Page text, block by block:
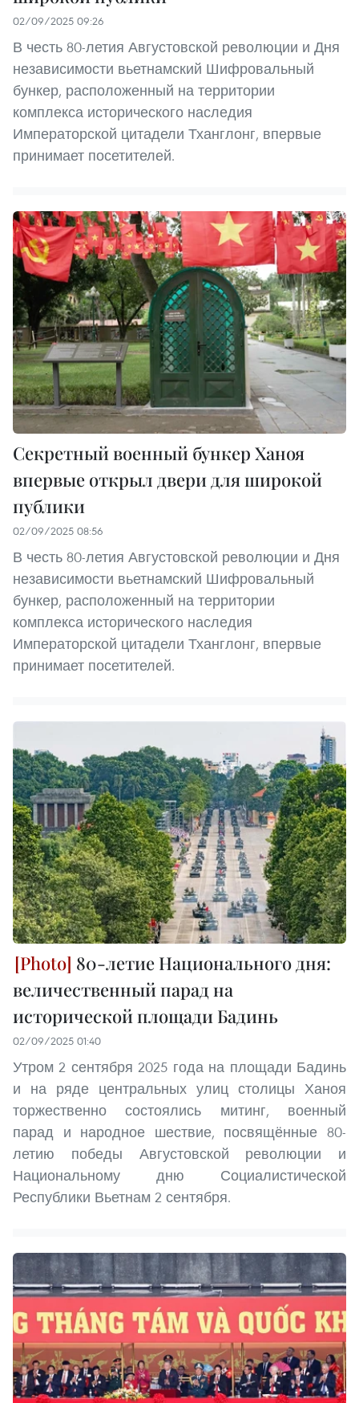
02/09/2025 09:26
В честь 80-летия Августовской революции и Дня
независимости вьетнамский Шифровальный
бункер, расположенный на территории
комплекса исторического наследия
Императорской цитадели Тханглонг, впервые
принимает посетителей.
Секретный военный бункер Ханоя
впервые открыл двери для широкой
публики
02/09/2025 08:56
В честь 80-летия Августовской революции и Дня
независимости вьетнамский Шифровальный
бункер, расположенный на территории
комплекса исторического наследия
Императорской цитадели Тханглонг, впервые
принимает посетителей.
80-летие Национального дня:
величественный парад на
исторической площади Бадинь
02/09/2025 01:40
Утром 2 сентября 2025 года на площади Бадинь
и на ряде центральных улиц столицы Ханоя
торжественно состоялись митинг, военный
парад и народное шествие, посвящённые 80-
летию победы Августовской революции и
Национальному дню Социалистической
Республики Вьетнам 2 сентября.